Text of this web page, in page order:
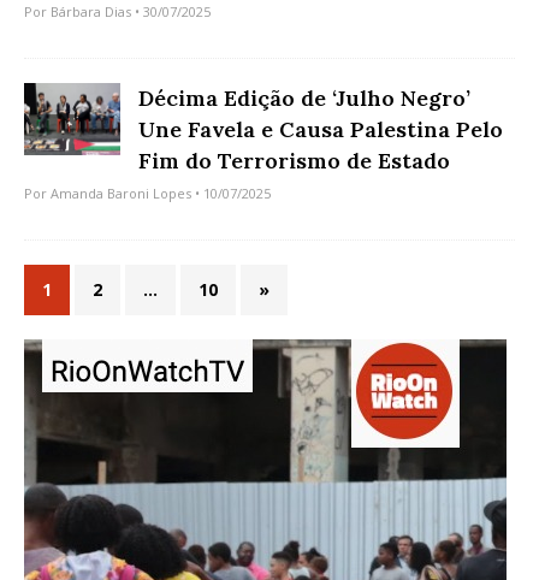
Por Bárbara Dias • 30/07/2025
Décima Edição de ‘Julho Negro’
Une Favela e Causa Palestina Pelo
Fim do Terrorismo de Estado
Por Amanda Baroni Lopes • 10/07/2025
1 2 … 10 »